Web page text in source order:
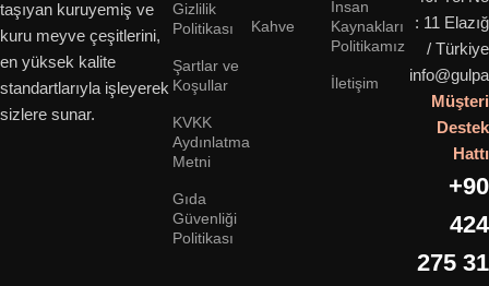
taşıyan kuruyemiş ve
kuru meyve çeşitlerini,
en yüksek kalite
standartlarıyla işleyerek
sizlere sunar.
Gizlilik
Politikası
Şartlar ve
Koşullar
KVKK
Aydınlatma
Metni
Gıda
Güvenliği
Politikası
Kahve
İnsan
Kaynakları
Politikamız
İletişim
: 11 Elazığ
/ Türkiye
Müşteri
Destek
Hattı
+90
424
275 31